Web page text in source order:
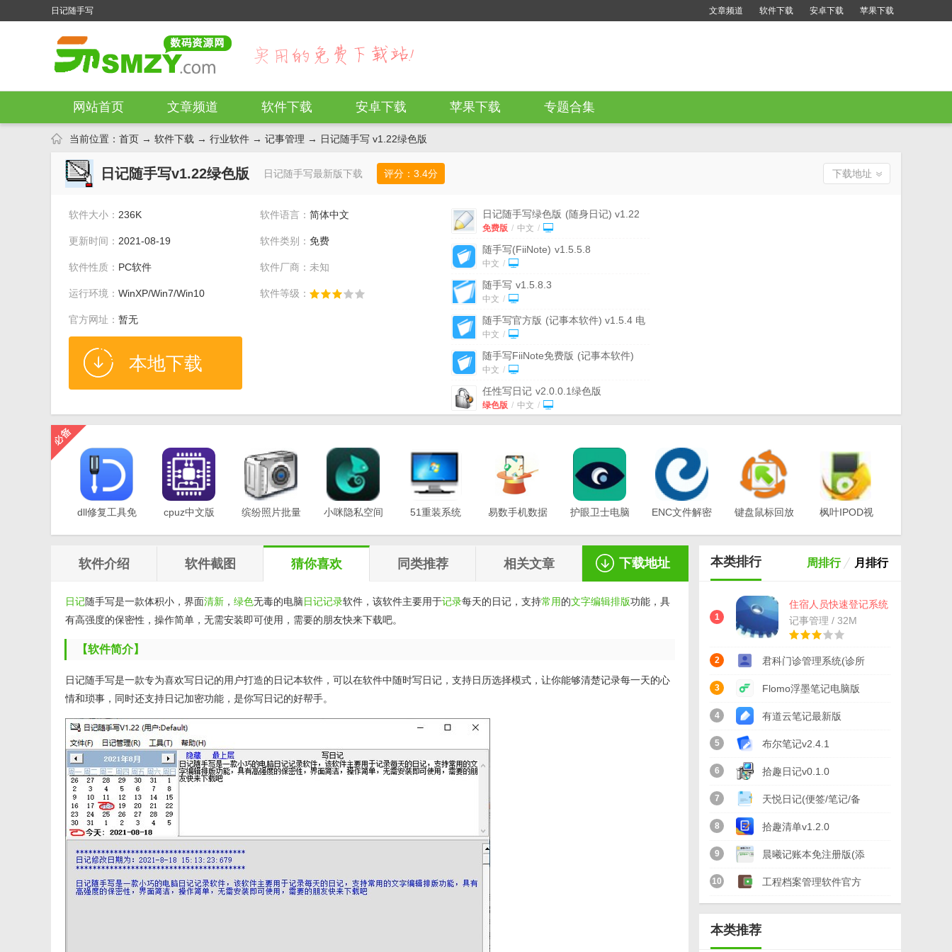
日记随手写 文章频道 软件下载 安卓下载 苹果下载
网站首页 文章频道 软件下载 安卓下载 苹果下载 专题合集
当前位置： 首页 → 软件下载 → 行业软件 → 记事管理 → 日记随手写 v1.22绿色版
日记随手写v1.22绿色版 日记随手写最新版下载 评分： 3.4分 下载地址
软件大小： 236K 软件语言： 简体中文
更新时间： 2021-08-19 软件类别： 免费
软件性质： PC软件 软件厂商：未知
运行环境： WinXP/Win7/Win10 软件等级：
官方网址： 暂无
本地下载
日记随手写绿色版 (随身日记) v1.22
免费版
免费版 / 中文 /
随手写(FiiNote) v1.5.5.8
中文 /
随手写 v1.5.8.3
中文 /
随手写官方版 (记事本软件) v1.5.4 电
脑版
中文 /
随手写FiiNote免费版 (记事本软件)
v1.5.5.2 最新版
中文 /
任性写日记 v2.0.0.1绿色版
绿色版 / 中文 /
电脑写日记软件 (The Journal) v6.0.0
熊猫写日记记仇表情包 最新版
中文 /
熊猫头写日记记仇30天表情包
v1.0 免
费版
免费版 / 中文 /
汉软日记通纪念版 (能写日记的万年
dll修复工具免
cpuz中文版
缤纷照片批量
小咪隐私空间
51重装系统
易数手机数据
护眼卫士电脑
ENC文件解密
键盘鼠标回放
枫叶IPOD视
软件介绍 软件截图 猜你喜欢 同类推荐 相关文章 下载地址
日记随手写是一款体积小，界面清新 ， 绿色无毒的电脑日记记录软件，该软件主要用于记录每天的日记，支持常用的文字编辑排版功能，具
有高强度的保密性，操作简单，无需安装即可使用，需要的朋友快来下载吧。
【软件简介】
日记随手写是一款专为喜欢写日记的用户打造的日记本软件，可以在软件中随时写日记，支持日历选择模式，让你能够清楚记录每一天的心
情和琐事，同时还支持日记加密功能，是你写日记的好帮手。
本类排行 周排行 月排行
1
住宿人员快速登记系统
正式版(旅店管理软件)
v2.2 简体中文版
记事管理 / 32M
2 君科门诊管理系统(诊所
管理软件) v4.8 最新版
3 Flomo浮墨笔记电脑版
v5.24.81.0
4 有道云笔记最新版
v8.0.30
5 布尔笔记v2.4.1
6 拾趣日记v0.1.0
7 天悦日记(便签/笔记/备
忘录)v1.6.4
8 拾趣清单v1.2.0
9 晨曦记账本免注册版(添
加无限个账户) v4.0 正
10 工程档案管理软件官方
本类推荐